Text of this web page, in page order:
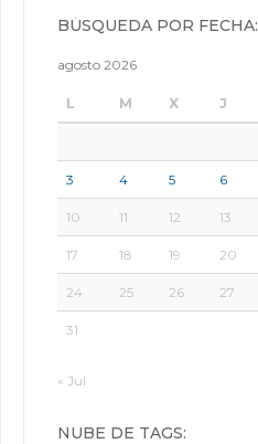
BÚSQUEDA POR FECHA:
agosto 2026
L M X J
3 4 5 6
10 11 12 13
17 18 19 20
24 25 26 27
31
« Jul
NUBE DE TAGS: